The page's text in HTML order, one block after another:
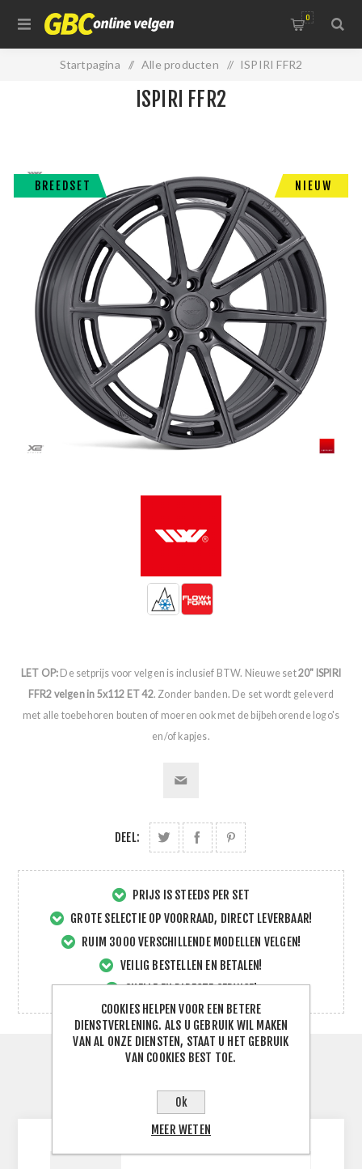
0
Startpagina / Alle producten / ISPIRI FFR2
BREEDSET NIEUW
ISPIRI FFR2
LET OP: De setprijs voor velgen is inclusief BTW. Nieuwe set20" ISPIRI
FFR2 velgen in 5x112 ET 42. Zonder banden. De set wordt geleverd
met alle toebehoren bouten of moeren ook met de bijbehorende logo's
en/of kapjes.
DEEL:
PRIJS IS STEEDS PER SET
GROTE SELECTIE OP VOORRAAD, DIRECT LEVERBAAR!
RUIM 3000 VERSCHILLENDE MODELLEN VELGEN!
VEILIG BESTELLEN EN BETALEN!
SNELLE EN DIRECTE SERVICE!
SPECIFICATIES
CONTACTEER ONS
COOKIES HELPEN VOOR EEN BETERE
DIENSTVERLENING. ALS U GEBRUIK WIL MAKEN
VAN AL ONZE DIENSTEN, STAAT U HET GEBRUIK
VAN COOKIES BEST TOE.
Ok
MEER WETEN